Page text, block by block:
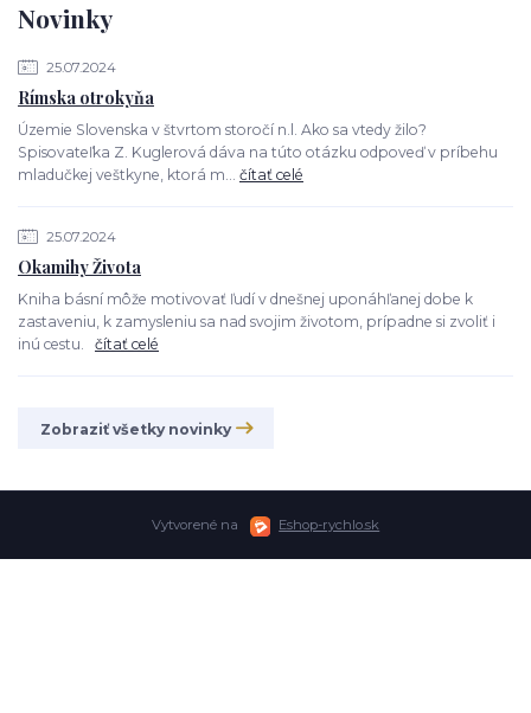
Novinky
25.07.2024
Rímska otrokyňa
Územie Slovenska v štvrtom storočí n.l. Ako sa vtedy žilo?
Spisovateľka Z. Kuglerová dáva na túto otázku odpoveď v príbehu
mladučkej veštkyne, ktorá m... čítať celé
25.07.2024
Okamihy Života
Kniha básní môže motivovať ľudí v dnešnej uponáhľanej dobe k
zastaveniu, k zamysleniu sa nad svojim životom, prípadne si zvoliť i
inú cestu. čítať celé
Zobraziť všetky novinky
Vytvorené na Eshop-rychlo.sk